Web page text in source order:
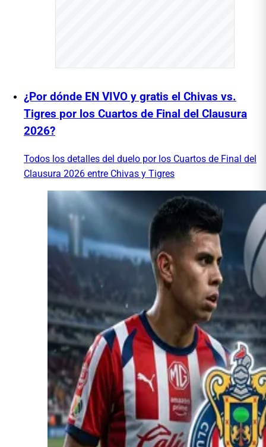
¿Por dónde EN VIVO y gratis el Chivas vs.
Tigres por los Cuartos de Final del Clausura
2026?
Todos los detalles del duelo por los Cuartos de Final del
Clausura 2026 entre Chivas y Tigres